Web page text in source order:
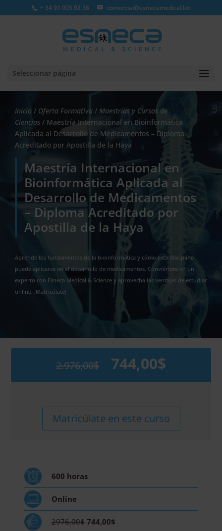
+ 34 91 005 92 36 comercial@esnecamedical.lat
Seleccionar página
Inicio / Oferta Formativa / Maestrías y Cursos de
Ciencias / Maestría Internacional en Bioinformática
Aplicada al Desarrollo de Medicamentos – Diploma
Acreditado por Apostilla de la Haya
Maestría Internacional en
Bioinformática Aplicada al
Desarrollo de Medicamentos
– Diploma Acreditado por
Apostilla de la Haya
Aprende los fundamentos de la bioinformática y cómo esta disciplina
puede aplicarse en el desarrollo de medicamentos. Conviértete en un
experto con Esneca Medical & Science y aprovecha las ventajas de estudiar
online. ¡Matricúlate!
2.976,00$
2.976,00$.
744,00$
744,00$.
Internacional
Desarrollo
Medicamentos
Diploma
Matricúlate en este curso
600 horas
Online
2976,00$ 744,00$